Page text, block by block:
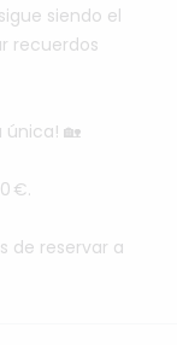
sigue siendo el
recuerdos
única! 🏡
€.
de reservar a